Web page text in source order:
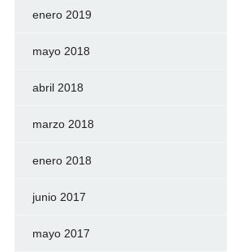
enero 2019
mayo 2018
abril 2018
marzo 2018
enero 2018
junio 2017
mayo 2017